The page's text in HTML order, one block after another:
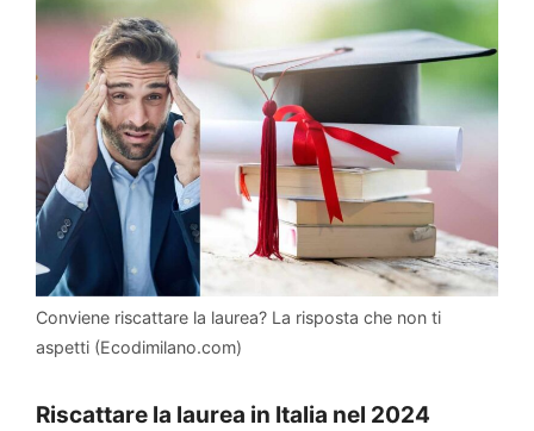
Conviene riscattare la laurea? La risposta che non ti
aspetti (Ecodimilano.com)
Riscattare la laurea in Italia nel 2024